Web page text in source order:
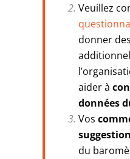
Veuillez
donner
aider à
données
Vos
du